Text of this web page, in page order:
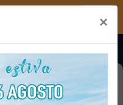
GROGU
×